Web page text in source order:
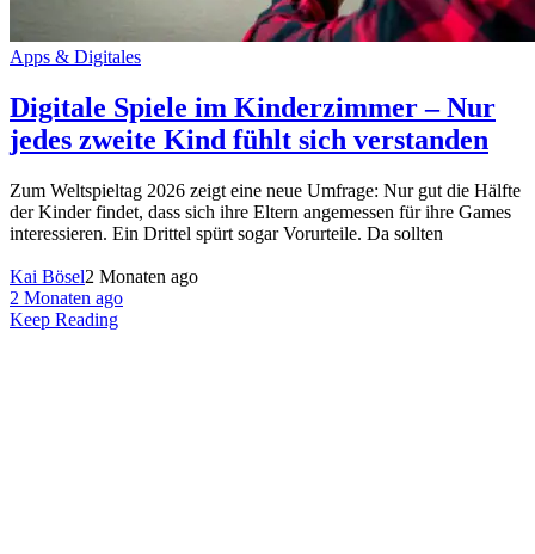
Apps & Digitales
Digitale Spiele im Kinderzimmer – Nur
jedes zweite Kind fühlt sich verstanden
Zum Weltspieltag 2026 zeigt eine neue Umfrage: Nur gut die Hälfte
der Kinder findet, dass sich ihre Eltern angemessen für ihre Games
interessieren. Ein Drittel spürt sogar Vorurteile. Da sollten
Kai Bösel2 Monaten ago
2 Monaten ago
Keep Reading